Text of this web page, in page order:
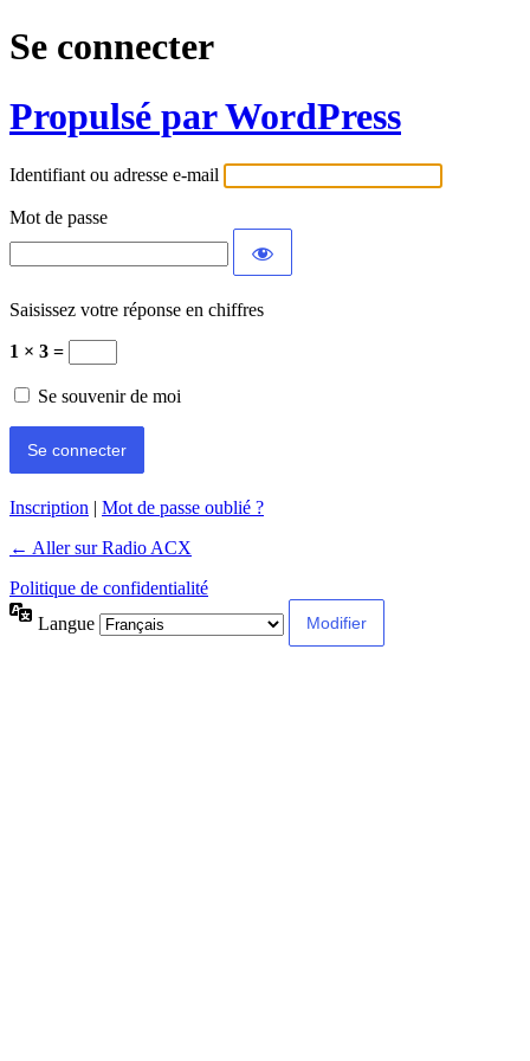
Se connecter
Propulsé par WordPress
Identifiant ou adresse e-mail
Mot de passe
Saisissez votre réponse en chiffres
1 × 3 =
Se souvenir de moi
Inscription | Mot de passe oublié ?
← Aller sur Radio ACX
Politique de confidentialité
Langue